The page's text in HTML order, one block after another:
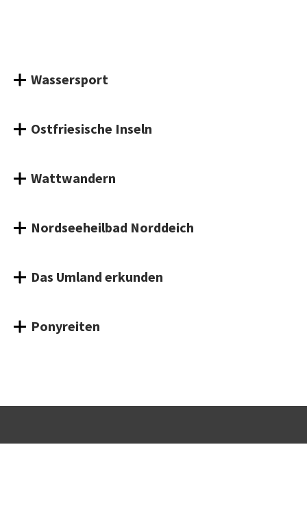
Wassersport
Ostfriesische Inseln
Wattwandern
Nordseeheilbad Norddeich
Das Umland erkunden
Ponyreiten